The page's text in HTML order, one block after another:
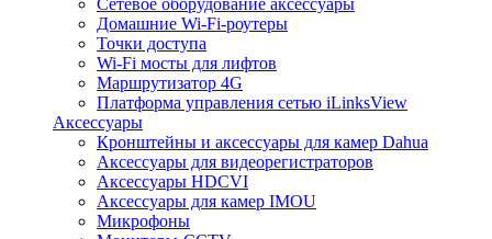
Сетевое оборудование аксессуары
Домашние Wi-Fi-роутеры
Точки доступа
Wi-Fi мосты для лифтов
Маршрутизатор 4G
Платформа управления сетью iLinksView
Аксессуары
Кронштейны и аксессуары для камер Dahua
Аксессуары для видеорегистраторов
Аксессуары HDCVI
Аксессуары для камер IMOU
Микрофоны